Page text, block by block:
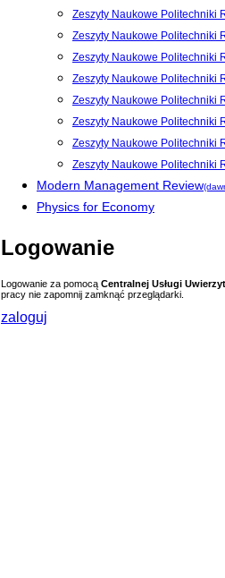
Zeszyty Naukowe Politechniki
Zeszyty Naukowe Politechniki
Zeszyty Naukowe Politechniki
Zeszyty Naukowe Politechniki
Zeszyty Naukowe Politechniki
Zeszyty Naukowe Politechniki
Zeszyty Naukowe Politechniki
Zeszyty Naukowe Politechniki
Modern Management Review
Physics for Economy
Logowanie
Logowanie za pomocą Centralnej Usługi
pracy nie zapomnij zamknąć przeglądarki.
zaloguj